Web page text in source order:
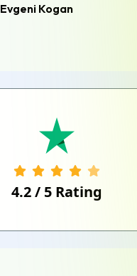
Evgeni Kogan
4.2/ 5 Rating